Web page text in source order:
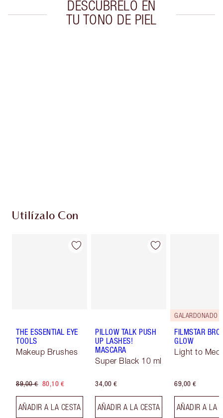
DESCÚBRELO EN
TU TONO DE PIEL
Utilízalo Con
THE ESSENTIAL EYE
TOOLS
Makeup Brushes
89,00 € 80,10 €
AÑADIR A LA CESTA
PILLOW TALK PUSH
UP LASHES!
MASCARA
Super Black 10 ml
34,00 €
AÑADIR A LA CESTA
GALARDONADO
FILMSTAR
GLOW
Light to
69,00 €
AÑADIR A LA